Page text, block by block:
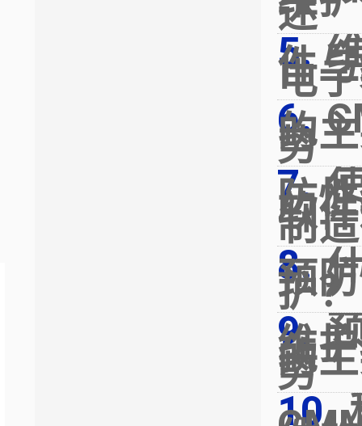
述
件
电
的
势
防
软
制造
预
护？
维
的
势